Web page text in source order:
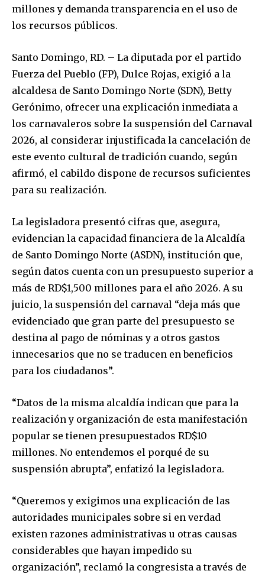
millones y demanda transparencia en el uso de
los recursos públicos.
Santo Domingo, RD. – La diputada por el partido
Fuerza del Pueblo (FP), Dulce Rojas, exigió a la
alcaldesa de Santo Domingo Norte (SDN), Betty
Gerónimo, ofrecer una explicación inmediata a
los carnavaleros sobre la suspensión del Carnaval
2026, al considerar injustificada la cancelación de
este evento cultural de tradición cuando, según
afirmó, el cabildo dispone de recursos suficientes
para su realización.
La legisladora presentó cifras que, asegura,
evidencian la capacidad financiera de la Alcaldía
de Santo Domingo Norte (ASDN), institución que,
según datos cuenta con un presupuesto superior a
más de RD$1,500 millones para el año 2026. A su
juicio, la suspensión del carnaval “deja más que
evidenciado que gran parte del presupuesto se
destina al pago de nóminas y a otros gastos
innecesarios que no se traducen en beneficios
para los ciudadanos”.
“Datos de la misma alcaldía indican que para la
realización y organización de esta manifestación
popular se tienen presupuestados RD$10
millones. No entendemos el porqué de su
suspensión abrupta”, enfatizó la legisladora.
“Queremos y exigimos una explicación de las
autoridades municipales sobre si en verdad
existen razones administrativas u otras causas
considerables que hayan impedido su
organización”, reclamó la congresista a través de